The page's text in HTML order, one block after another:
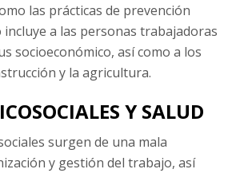
las prácticas de prevención
incluye a las personas trabajadoras
socioeconómico, así como a los
y la agricultura.
Y SALUD
surgen de una mala
y gestión del trabajo, así